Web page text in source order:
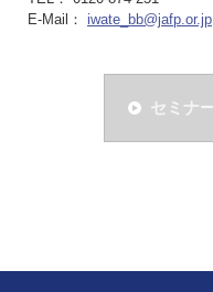
E-Mail： iwate_bb@jafp.or.jp
セミナ